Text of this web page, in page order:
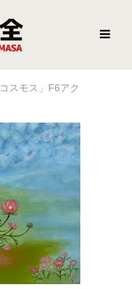
スモス」F6アク